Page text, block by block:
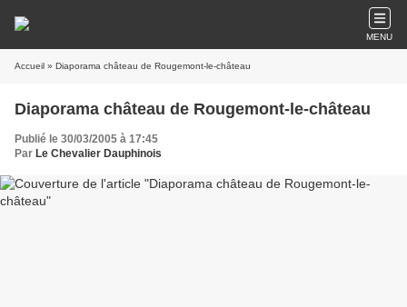
MENU
Accueil » Diaporama château de Rougemont-le-château
Diaporama château de Rougemont-le-château
Publié le 30/03/2005 à 17:45
Par Le Chevalier Dauphinois